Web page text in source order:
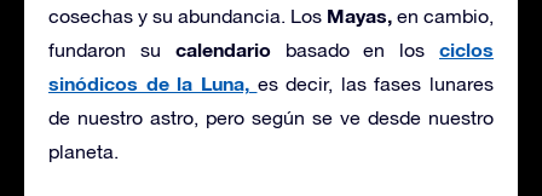
cosechas y su abundancia. Los Mayas, en cambio,
fundaron su calendariobasado en losciclos
sinódicos de la Luna, es decir, las fases lunares
de nuestro astro, pero según se ve desde nuestro
planeta.